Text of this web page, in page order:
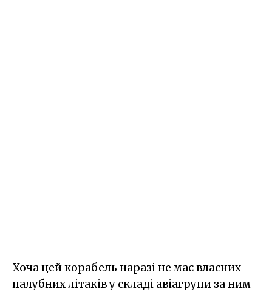
Хоча цей корабель наразі не має власних
палубних літаків у складі авіагрупи за ним